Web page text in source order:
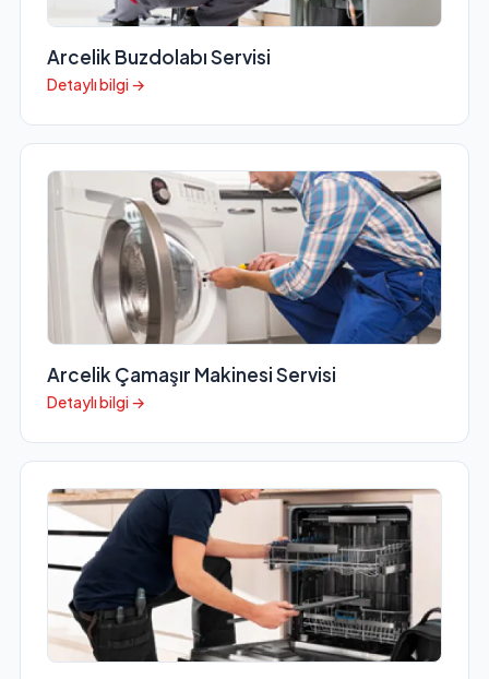
Arcelik Buzdolabı Servisi
Detaylı bilgi →
Arcelik Çamaşır Makinesi Servisi
Detaylı bilgi →